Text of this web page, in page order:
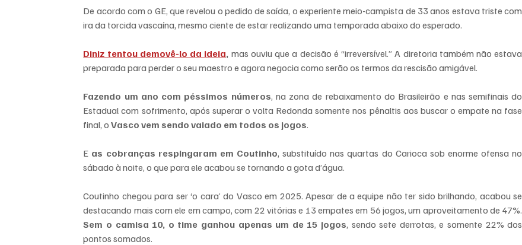
De acordo com o GE, que revelou o pedido de saída, o experiente meio-campista de 33 anos estava triste com
ira da torcida vascaína, mesmo ciente de estar realizando uma temporada abaixo do esperado.
Diniz tentou demovê-lo da ideia, mas ouviu que a decisão é “irreversível.” A diretoria também não estava
preparada para perder o seu maestro e agora negocia como serão os termos da rescisão amigável.
Fazendo um ano com péssimos números, na zona de rebaixamento do Brasileirão e nas semifinais do
Estadual com sofrimento, após superar o volta Redonda somente nos pênaltis aos buscar o empate na fase
final, o Vasco vem sendo vaiado em todos os jogos.
E as cobranças respingaram em Coutinho, substituído nas quartas do Carioca sob enorme ofensa no
sábado à noite, o que para ele acabou se tornando a gota d’água.
Coutinho chegou para ser ‘o cara’ do Vasco em 2025. Apesar de a equipe não ter sido brilhando, acabou se
destacando mais com ele em campo, com 22 vitórias e 13 empates em 56 jogos, um aproveitamento de 47%.
Sem o camisa 10, o time ganhou apenas um de 15 jogos, sendo sete derrotas, e somente 22% dos
pontos somados.